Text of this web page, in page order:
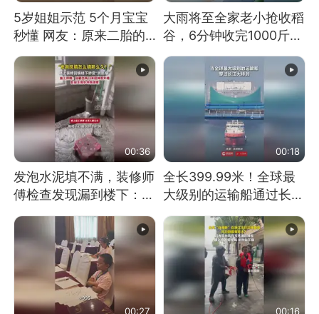
5岁姐姐示范 5个月宝宝
秒懂 网友：原来二胎的
快乐长这样
大雨将至全家老小抢收稻
谷，6分钟收完1000斤，
没有一个人掉链子
00:36
发泡水泥填不满，装修师
傅检查发现漏到楼下：出
风口未延伸到外墙
00:18
全长399.99米！全球最
大级别的运输船通过长江
大桥这一幕，太震撼了！
00:27 00:16